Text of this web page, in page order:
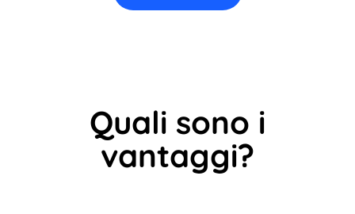
Quali sono i
vantaggi?